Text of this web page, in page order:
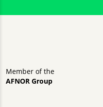
Member of the
AFNOR Group